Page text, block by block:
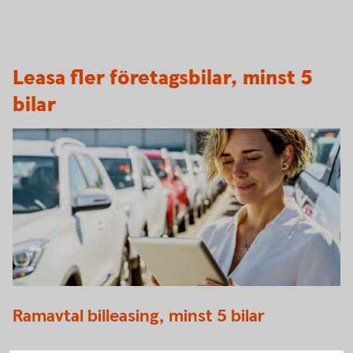
Leasa fler företagsbilar, minst 5
bilar
Ramavtal billeasing, minst 5 bilar